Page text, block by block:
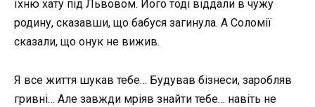
їхню хату під Львовом. Його тоді віддали в чужу
родину, сказавши, що бабуся загинула. А Соломії
сказали, що онук не вижив.
Я все життя шукав тебе… Будував бізнеси, заробляв
гривні… Але завжди мріяв знайти тебе… навіть не